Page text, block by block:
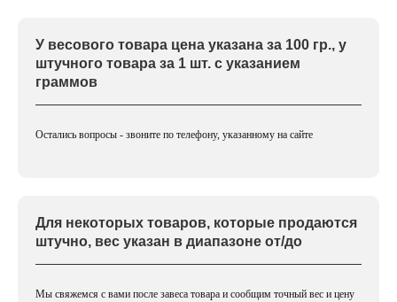
У весового товара цена указана за 100 гр., у
штучного товара за 1 шт. с указанием
граммов
Остались вопросы - звоните по телефону, указанному на сайте
Для некоторых товаров, которые продаются
штучно, вес указан в диапазоне от/до
Мы свяжемся с вами после завеса товара и сообщим точный вес и цену